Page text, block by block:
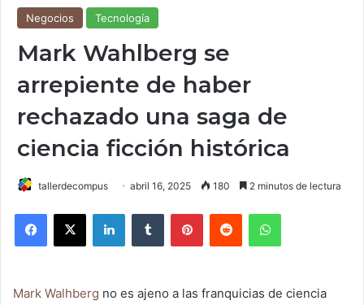
Negocios Tecnología
Mark Wahlberg se
arrepiente de haber
rechazado una saga de
ciencia ficción histórica
tallerdecompus abril 16, 2025 180 2 minutos de lectura
Mark Walhberg no es ajeno a las franquicias de ciencia